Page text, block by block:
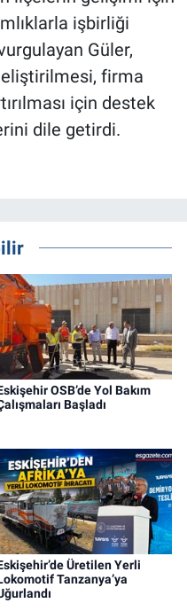
işbirliği
Güler,
firma
için destek
dile getirdi.
OSB’de Yol Bakım
Başladı
Üretilen Yerli
Tanzanya’ya